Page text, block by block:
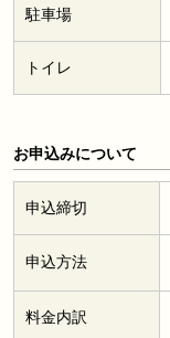
駐車場
トイレ
お申込みについて
申込締切
申込方法
料金内訳